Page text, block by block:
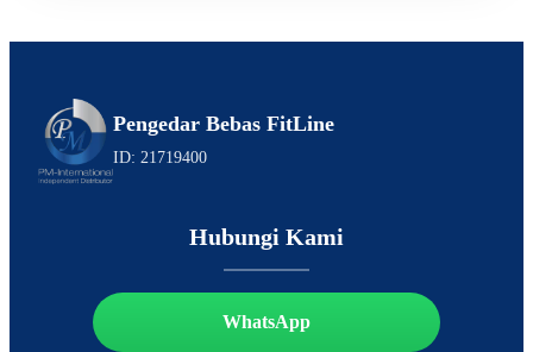
Pengedar Bebas FitLine
ID: 21719400
Hubungi Kami
WhatsApp